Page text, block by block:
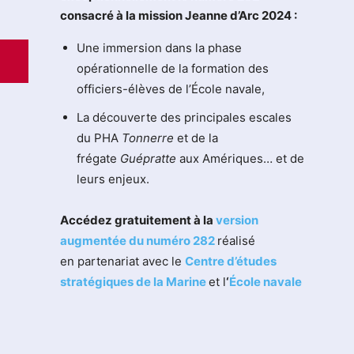
consacré à la mission Jeanne d’Arc 2024 :
Une immersion dans la phase
opérationnelle de la formation des
officiers-élèves de l’École navale,
La découverte des principales escales
du PHA Tonnerre et de la
frégate Guépratte aux Amériques… et de
leurs enjeux.
Accédez gratuitement à la version
augmentée du numéro 282 réalisé
en partenariat avec le Centre d’études
stratégiques de la Marineet l‘École navale